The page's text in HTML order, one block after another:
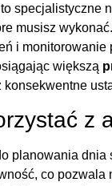
to specjalistyczne
musisz
i
większą
z
planowania dnia
co